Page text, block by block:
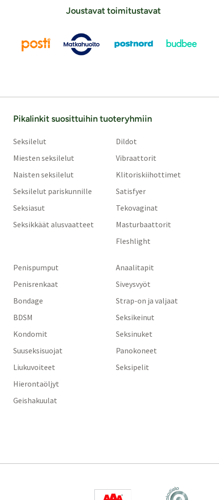
Joustavat toimitustavat
Pikalinkit suosittuihin tuoteryhmiin
Seksilelut
Miesten seksilelut
Naisten seksilelut
Seksilelut pariskunnille
Seksiasut
Seksikkäät alusvaatteet
Dildot
Vibraattorit
Klitoriskiihottimet
Satisfyer
Tekovaginat
Masturbaattorit
Fleshlight
Penispumput
Penisrenkaat
Bondage
BDSM
Kondomit
Suuseksisuojat
Liukuvoiteet
Hierontaöljyt
Geishakuulat
Anaalitapit
Siveysvyöt
Strap-on ja valjaat
Seksikeinut
Seksinuket
Panokoneet
Seksipelit